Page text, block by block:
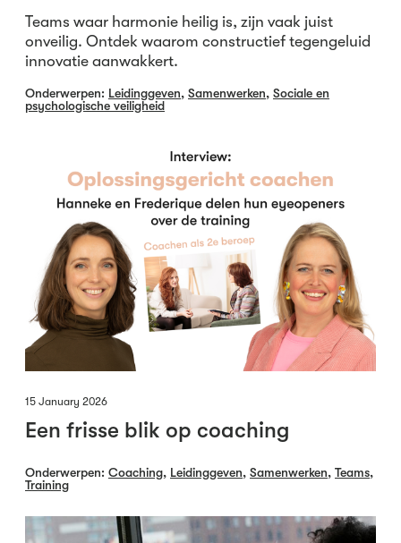
Teams waar harmonie heilig is, zijn vaak juist
onveilig. Ontdek waarom constructief tegengeluid
innovatie aanwakkert.
Onderwerpen: Leidinggeven, Samenwerken, Sociale en
psychologische veiligheid
15 January 2026
Een frisse blik op coaching
Onderwerpen: Coaching, Leidinggeven, Samenwerken, Teams,
Training